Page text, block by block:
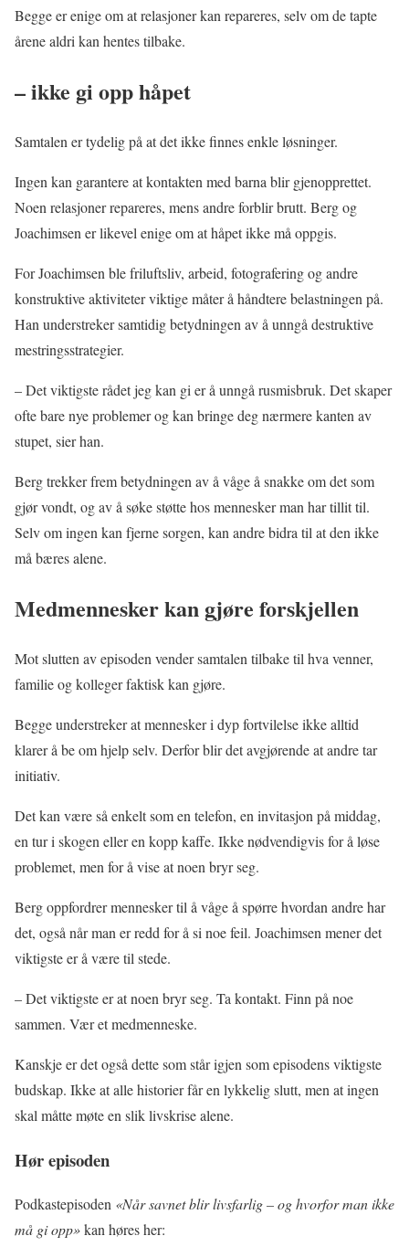
Begge er enige om at relasjoner kan repareres, selv om de tapte
årene aldri kan hentes tilbake.
– ikke gi opp håpet
Samtalen er tydelig på at det ikke finnes enkle løsninger.
Ingen kan garantere at kontakten med barna blir gjenopprettet.
Noen relasjoner repareres, mens andre forblir brutt. Berg og
Joachimsen er likevel enige om at håpet ikke må oppgis.
For Joachimsen ble friluftsliv, arbeid, fotografering og andre
konstruktive aktiviteter viktige måter å håndtere belastningen på.
Han understreker samtidig betydningen av å unngå destruktive
mestringsstrategier.
– Det viktigste rådet jeg kan gi er å unngå rusmisbruk. Det skaper
ofte bare nye problemer og kan bringe deg nærmere kanten av
stupet, sier han.
Berg trekker frem betydningen av å våge å snakke om det som
gjør vondt, og av å søke støtte hos mennesker man har tillit til.
Selv om ingen kan fjerne sorgen, kan andre bidra til at den ikke
må bæres alene.
Medmennesker kan gjøre forskjellen
Mot slutten av episoden vender samtalen tilbake til hva venner,
familie og kolleger faktisk kan gjøre.
Begge understreker at mennesker i dyp fortvilelse ikke alltid
klarer å be om hjelp selv. Derfor blir det avgjørende at andre tar
initiativ.
Det kan være så enkelt som en telefon, en invitasjon på middag,
en tur i skogen eller en kopp kaffe. Ikke nødvendigvis for å løse
problemet, men for å vise at noen bryr seg.
Berg oppfordrer mennesker til å våge å spørre hvordan andre har
det, også når man er redd for å si noe feil. Joachimsen mener det
viktigste er å være til stede.
– Det viktigste er at noen bryr seg. Ta kontakt. Finn på noe
sammen. Vær et medmenneske.
Kanskje er det også dette som står igjen som episodens viktigste
budskap. Ikke at alle historier får en lykkelig slutt, men at ingen
skal måtte møte en slik livskrise alene.
Hør episoden
Podkastepisoden «Når savnet blir livsfarlig – og hvorfor man ikke
må gi opp»kan høres her: